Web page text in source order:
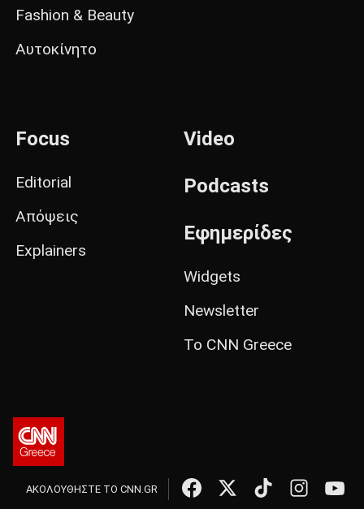
Fashion & Beauty
Αυτοκίνητο
Focus
Editorial
Απόψεις
Explainers
Video
Podcasts
Εφημερίδες
Widgets
Newsletter
Το CNN Greece
ΑΚΟΛΟΥΘΗΣΤΕ ΤΟ CNN.GR